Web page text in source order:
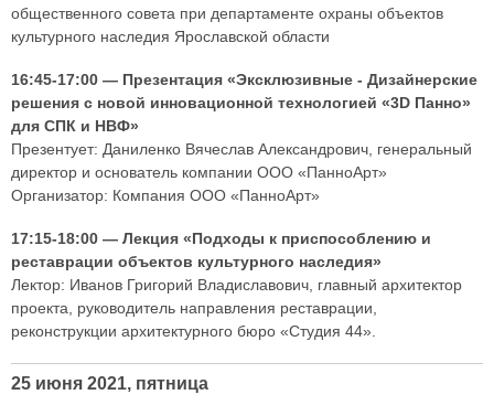
общественного совета при департаменте охраны объектов
культурного наследия Ярославской области
16:45-17:00 — Презентация «Эксклюзивные - Дизайнерские
решения с новой инновационной технологией «3D Панно»
для СПК и НВФ»
Презентует: Даниленко Вячеслав Александрович, генеральный
директор и основатель компании ООО «ПанноАрт»
Организатор: Компания ООО «ПанноАрт»
17:15-18:00 — Лекция «Подходы к приспособлению и
реставрации объектов культурного наследия»
Лектор: Иванов Григорий Владиславович, главный архитектор
проекта, руководитель направления реставрации,
реконструкции архитектурного бюро «Студия 44».
25 июня 2021, пятница